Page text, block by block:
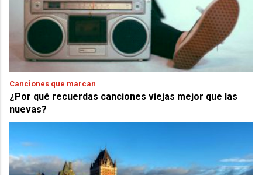
Canciones que marcan
¿Por qué recuerdas canciones viejas mejor que las
nuevas?